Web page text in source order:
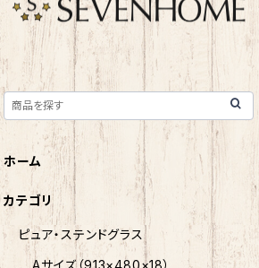
ホーム
カテゴリ
ピュア・ステンドグラス